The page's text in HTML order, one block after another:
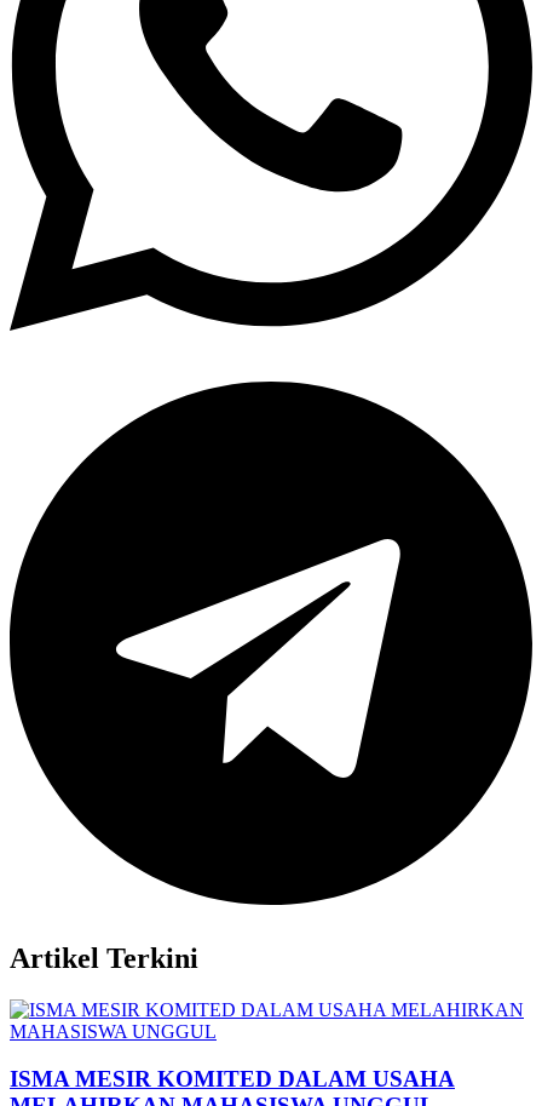
Artikel Terkini
ISMA MESIR KOMITED DALAM USAHA